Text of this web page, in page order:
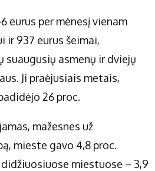
eurus per mėnesį vienam
ir 937 eurus šeimai,
suaugusių asmenų ir dviejų
Ji praėjusiais metais,
26 proc.
mažesnes už
mieste gavo 4,8 proc.
miestuose – 3,9